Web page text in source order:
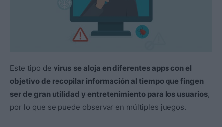
Este tipo de virus se aloja en diferentes apps con el
objetivo de recopilar información al tiempo que fingen
ser de gran utilidad y entretenimiento para los usuarios,
por lo que se puede observar en múltiples juegos.